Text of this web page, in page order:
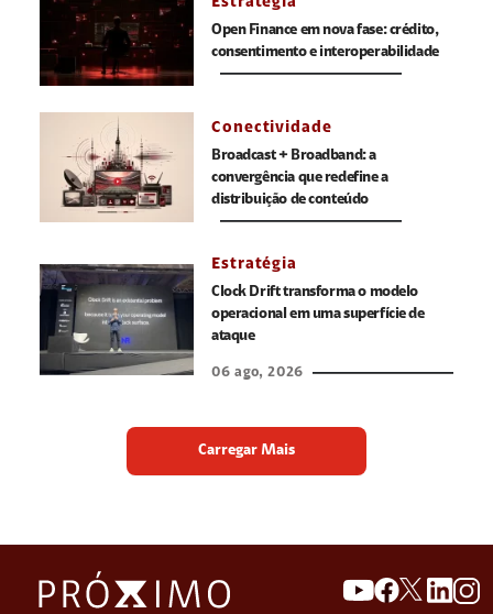
Open Finance em nova fase: crédito,
consentimento e interoperabilidade
Conectividade
Broadcast + Broadband: a
convergência que redefine a
distribuição de conteúdo
Estratégia
Clock Drift transforma o modelo
operacional em uma superfície de
ataque
06 ago, 2026
Carregar Mais